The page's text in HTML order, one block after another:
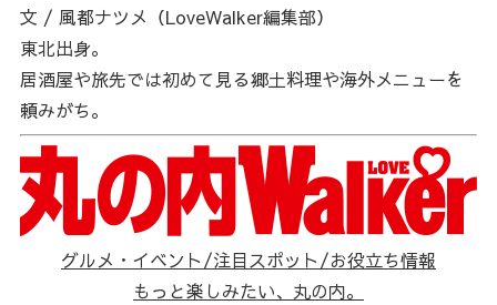
文 / 風都ナツメ（LoveWalker編集部）
東北出身。
居酒屋や旅先では初めて見る郷土料理や海外メニューを
頼みがち。
グルメ・イベント/注目スポット/お役立ち情報
もっと楽しみたい、丸の内。